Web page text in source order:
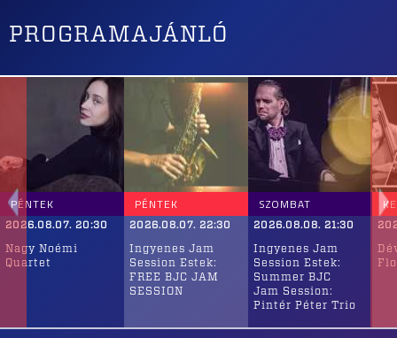
PROGRAMAJÁNLÓ
PÉNTEK
2026.08.07. 20:30
Nagy Noémi
Quartet
PÉNTEK
2026.08.07. 22:30
Ingyenes Jam
Session Estek:
FREE BJC JAM
SESSION
SZOMBAT
2026.08.08. 21:30
Ingyenes Jam
Session Estek:
Summer BJC
Jam Session:
Pintér Péter Trio